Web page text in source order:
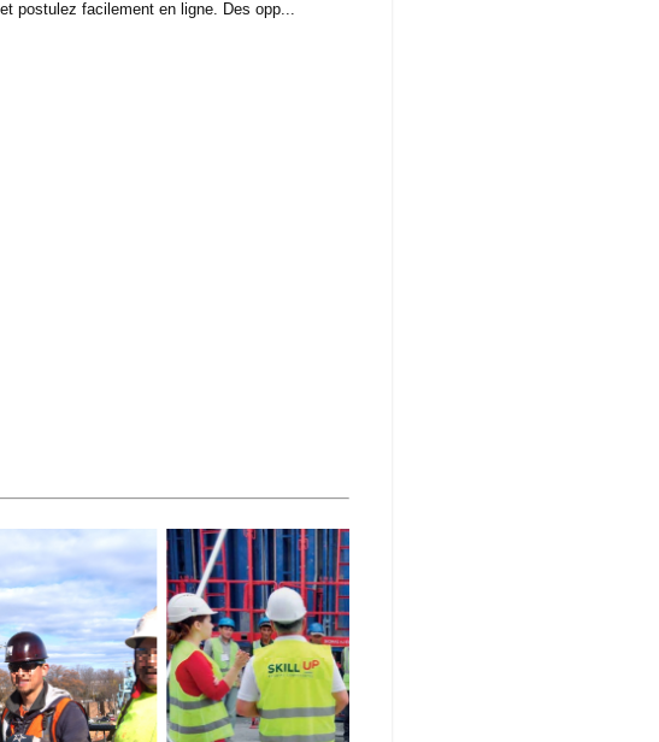
postulez facilement en ligne. Des opp...